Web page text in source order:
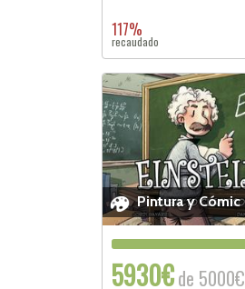
117%
recaudado
Pintura y Cómic
5930€de 5000€